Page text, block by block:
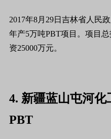
2017年8月29日吉林省人民
年产5万吨PBT项目。项目
资25000万元。
4. 新疆蓝山屯河
PBT